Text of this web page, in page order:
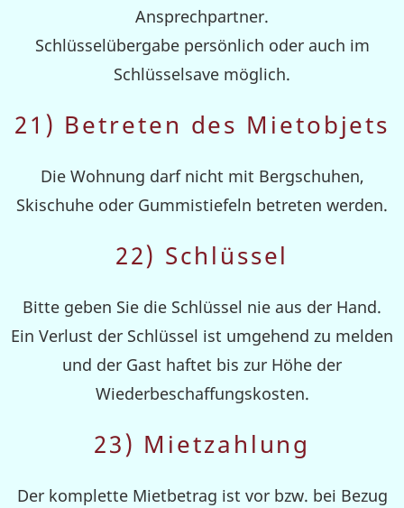
Ansprechpartner.
Schlüsselübergabe persönlich oder auch im
Schlüsselsave möglich.
21) Betreten des Mietobjets
Die Wohnung darf nicht mit Bergschuhen,
Skischuhe oder Gummistiefeln betreten werden.
22) Schlüssel
Bitte geben Sie die Schlüssel nie aus der Hand.
Ein Verlust der Schlüssel ist umgehend zu melden
und der Gast haftet bis zur Höhe der
Wiederbeschaffungskosten.
23) Mietzahlung
Der komplette Mietbetrag ist vor bzw. bei Bezug